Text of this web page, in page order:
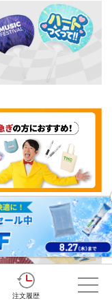
注文履歴